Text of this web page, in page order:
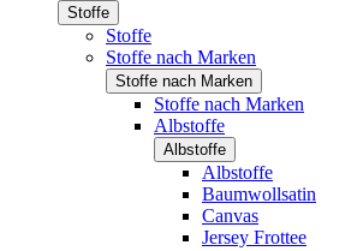
Stoffe
Stoffe
Stoffe nach Marken
Stoffe nach Marken
Stoffe nach Marken
Albstoffe
Albstoffe
Albstoffe
Baumwollsatin
Canvas
Jersey Frottee